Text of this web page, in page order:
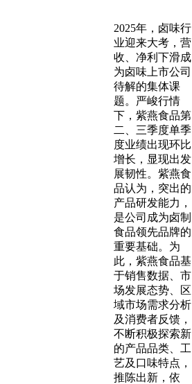
2025年，卤味行
业迎来大考，营
收、净利下滑成
为卤味上市公司
待解的集体课
题。严峻行情
下，紫燕食品第
二、三季度单季
度业绩出现环比
增长，显现出发
展韧性。紫燕食
品认为，突出的
产品研发能力，
是公司成为卤制
食品领先品牌的
重要基础。为
此，紫燕食品基
于销售数据、市
场发展态势、区
域市场需求分析
及消费者反馈，
不断积极探索新
的产品品类、工
艺及口味特点，
推陈出新，依